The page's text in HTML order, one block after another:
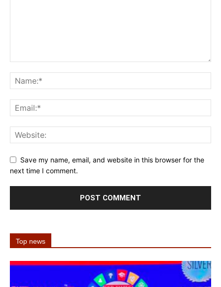
Save my name, email, and website in this browser for the
next time I comment.
Top news